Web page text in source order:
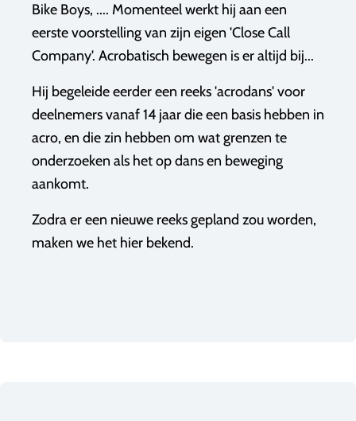
Bike Boys, .... Momenteel werkt hij aan een
eerste voorstelling van zijn eigen 'Close Call
Company'. Acrobatisch bewegen is er altijd bij...
Hij begeleide eerder een reeks 'acrodans' voor
deelnemers vanaf 14 jaar die een basis hebben in
acro, en die zin hebben om wat grenzen te
onderzoeken als het op dans en beweging
aankomt.
Zodra er een nieuwe reeks gepland zou worden,
maken we het hier bekend.